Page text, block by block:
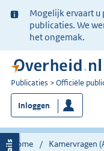
Ter
informatie:
Mogelijk ervaart
publicaties. We
het ongemak.
U
bent
nu
hier:
Publicaties Officiële
Inloggen
Home
Kamervragen